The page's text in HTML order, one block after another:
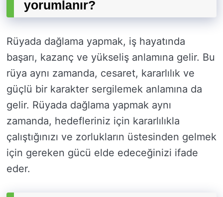
yorumlanır?
Rüyada dağlama yapmak, iş hayatında
başarı, kazanç ve yükseliş anlamına gelir. Bu
rüya aynı zamanda, cesaret, kararlılık ve
güçlü bir karakter sergilemek anlamına da
gelir. Rüyada dağlama yapmak aynı
zamanda, hedefleriniz için kararlılıkla
çalıştığınızı ve zorlukların üstesinden gelmek
için gereken gücü elde edeceğinizi ifade
eder.